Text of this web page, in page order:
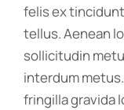
felis ex
tellus. Aenean
sollicitudin
interdum
fringilla gravida